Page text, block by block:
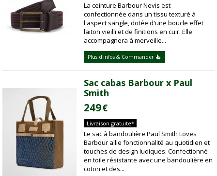
La ceinture Barbour Nevis est
confectionnée dans un tissu texturé à
l'aspect sangle, dotée d'une boucle effet
laiton vieilli et de finitions en cuir. Elle
accompagnera à merveille...
Plus d'infos & Commander
Sac cabas Barbour x Paul
Smith
249€
Livraison gratuite*
Le sac à bandoulière Paul Smith Loves
Barbour allie fonctionnalité au quotidien et
touches de design ludiques. Confectionné
en toile résistante avec une bandoulière en
coton et des...